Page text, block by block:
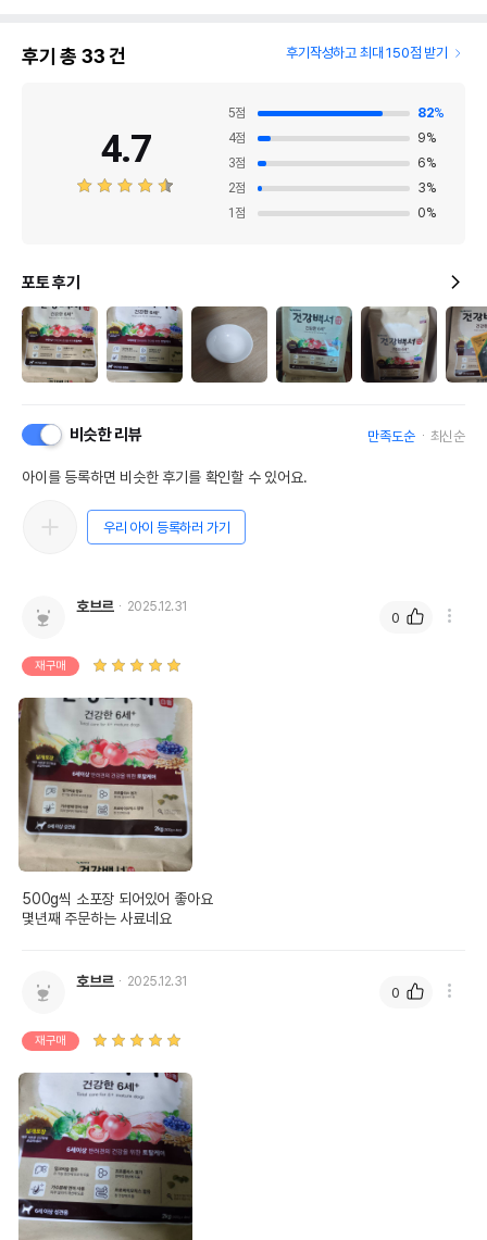
후기 총 33건 후기작성하고 최대 150점 받기
4.7
5점 82%
4점 9%
3점 6%
2점 3%
1 점 0%
포토 후기
비슷한 리뷰 만족도순 최신순
아이를 등록하면 비슷한 후기를 확인할 수 있어요.
우리 아이 등록하러 가기
호브르 2025.12.31
재구매
500g씩 소포장 되어있어 좋아요
몇년째 주문하는 사료네요
0
호브르 2025.12.31
재구매
0